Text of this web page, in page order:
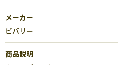
メーカー
ビバリー
商品説明